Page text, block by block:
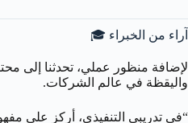
آراء من الخبراء 🎓
لإضافة منظور عملي، تحدثنا إلى
واليقظة في عالم الشركات.
“في تدريبي التنفيذي، أركز على مفهوم